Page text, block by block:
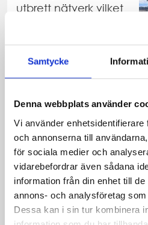
Samtycke
Denna webbplats använder
Vi använder
och annonserna till
för sociala medier och
vidarebefordrar även sådana
information från din enhet till
annons- och analysföretag
Dessa kan i sin tur kombinera
utbrett nätverk vilket
Vi ger dig en kostnadsfri
fastigheten och
ska få bästa resultatet
egendom.
Att bedöma gårdens
kunskap och erfarenhet
försäljningar men också
av hur marknaden ser ut
kontoret hjälps alltid åt